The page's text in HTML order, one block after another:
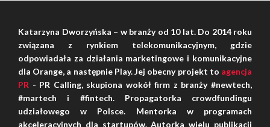
Katarzyna Dworzyńska – w branży od 10 lat. Do 2014 roku
związana z rynkiem telekomunikacyjnym, gdzie
odpowiadała za działania marketingowe i komunikacyjne
dla Orange, a następnie Play. Jej obecny projekt to agencja
PR - PR Calling, skupiona wokół firm z branży #newtech,
#martech i #fintech. Propagatorka crowdfundingu
udziałowego w Polsce. Mentorka w programach
akceleracyjnych dla startupów. Autorka wielu publikacji